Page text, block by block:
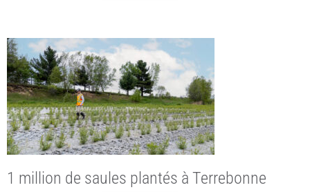
1 million de saules plantés à Terrebonne